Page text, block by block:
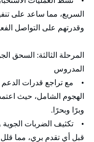
السريع، مما ساعد على
وقدرتهم على التواصل
المرحلة الثالثة: السحق
المدروس
• مع تراجع قدرات الدعم
الهجوم الشامل، حيث
وبرًا وبحرًا.
• تكثيف الضربات الجوية
قبل أي تقدم بري، مما